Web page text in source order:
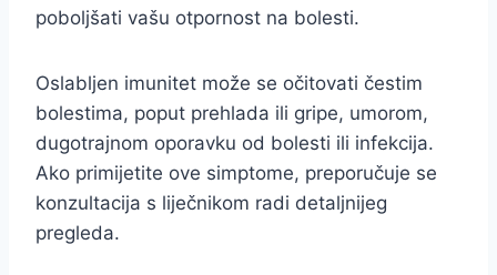
poboljšati vašu otpornost na bolesti.
Oslabljen imunitet može se očitovati čestim
bolestima, poput prehlada ili gripe, umorom,
dugotrajnom oporavku od bolesti ili infekcija.
Ako primijetite ove simptome, preporučuje se
konzultacija s liječnikom radi detaljnijeg
pregleda.